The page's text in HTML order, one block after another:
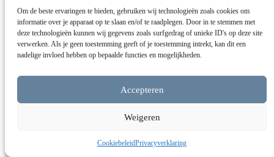
Om de beste ervaringen te bieden, gebruiken wij technologieën zoals cookies om
informatie over je apparaat op te slaan en/of te raadplegen. Door in te stemmen met
deze technologieën kunnen wij gegevens zoals surfgedrag of unieke ID's op deze site
verwerken. Als je geen toestemming geeft of je toestemming intrekt, kan dit een
nadelige invloed hebben op bepaalde functies en mogelijkheden.
Accepteren
Weigeren
CookiebeleidPrivacyverklaring
Niet op voorraad
Studio monitoren
Ontvang bericht
-18%
Studio monitoren
Adam T7V studio monitor